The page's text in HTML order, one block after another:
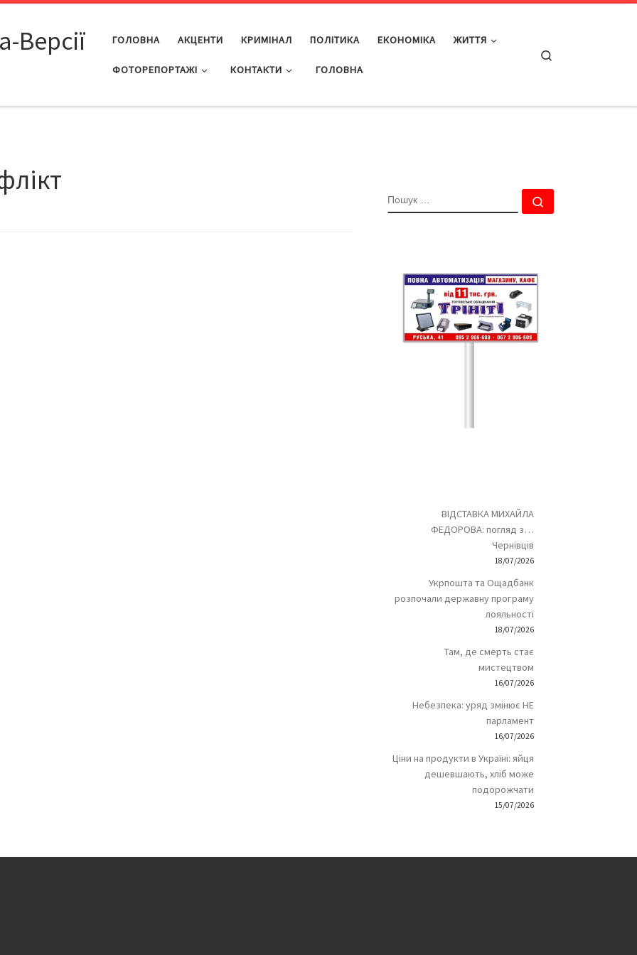
Версії ГОЛОВНА АКЦЕНТИ КРИМІНАЛ ПОЛІТИКА ЕКОНОМІКА ЖИТТЯ
ФОТОРЕПОРТАЖІ КОНТАКТИ ГОЛОВНА
ПОШУК
ВІДСТАВКА МИХАЙЛА
ФЕДОРОВА: погляд з…
Чернівців
18/07/2026
Укрпошта та Ощадбанк
розпочали державну програму
лояльності
18/07/2026
Там, де смерть стає
мистецтвом
16/07/2026
Небезпека: уряд змінює НЕ
парламент
16/07/2026
Ціни на продукти в Україні: яйця
дешевшають, хліб може
подорожчати
15/07/2026